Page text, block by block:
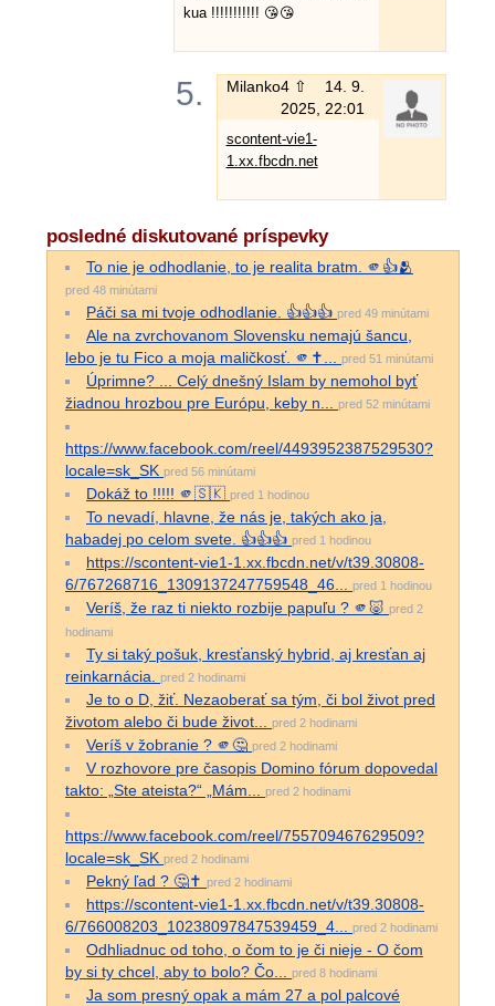
kua !!!!!!!!!!! 😘😘
5. Milanko4 ⇧
14. 9.
2025, 22:01
scontent-vie1-
1.xx.fbcdn.net
posledné diskutované príspevky
To nie je odhodlanie, to je realita bratm. 🫵👍🫂
pred 48 minútami
Páči sa mi tvoje odhodlanie. 👍👍👍 pred 49 minútami
Ale na zvrchovanom Slovensku nemajú šancu,
lebo je tu Fico a moja maličkosť. 🫵✝...
pred 51 minútami
Úprimne? ... Celý dnešný Islam by nemohol byť
žiadnou hrozbou pre Európu, keby n...
pred 52 minútami
https://www.facebook.com/reel/4493952387529530?
locale=sk_SK pred 56 minútami
Dokáž to !!!!! 🫵🇸🇰 pred 1 hodinou
To nevadí, hlavne, že nás je, takých ako ja,
habadej po celom svete. 👍👍👍 pred 1 hodinou
https://scontent-vie1-1.xx.fbcdn.net/v/t39.30808-
6/767268716_1309137247759548_46...
pred 1 hodinou
Veríš, že raz ti niekto rozbije papuľu ? 🫵🐷 pred 2
hodinami
Ty si taký pošuk, kresťanský hybrid, aj kresťan aj
reinkarnácia.
pred 2 hodinami
Je to o D, žiť. Nezaoberať sa tým, či bol život pred
životom alebo či bude život...
pred 2 hodinami
Veríš v žobranie ? 🫵🤔 pred 2 hodinami
V rozhovore pre časopis Domino fórum dopovedal
takto: „Ste ateista?“ „Mám...
pred 2 hodinami
https://www.facebook.com/reel/755709467629509?
locale=sk_SK pred 2 hodinami
Pekný ľad ? 🤔✝️ pred 2 hodinami
https://scontent-vie1-1.xx.fbcdn.net/v/t39.30808-
6/766008203_10238097847539459_4...
pred 2 hodinami
Odhliadnuc od toho, o čom to je či nieje - O čom
by si ty chcel, aby to bolo? Čo...
pred 8 hodinami
Ja som presný opak a mám 27 a pol palcové